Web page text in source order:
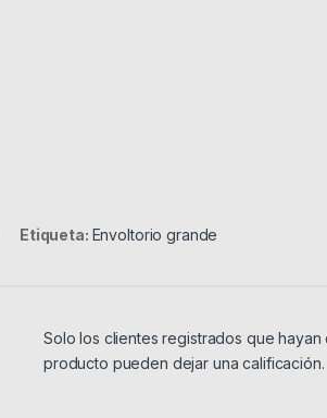
Etiqueta: Envoltorio grande
Solo los clientes registrados que
producto pueden dejar una calificación.